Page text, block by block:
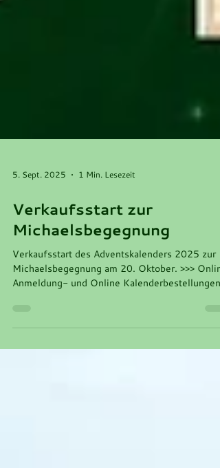
5. Sept. 2025 1 Min. Lesezeit
Verkaufsstart zur
Michaelsbegegnung
Verkaufsstart des Adventskalenders 2025 zur